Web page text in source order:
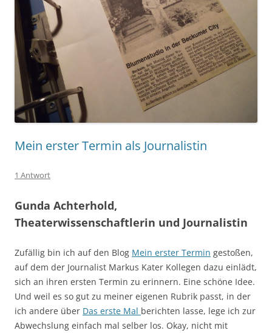
Mein erster Termin als Journalistin
1 Antwort
Gunda Achterhold,
Theaterwissenschaftlerin und Journalistin
Zufällig bin ich auf den Blog Mein erster Termin gestoßen,
auf dem der Journalist Markus Kater Kollegen dazu einlädt,
sich an ihren ersten Termin zu erinnern. Eine schöne Idee.
Und weil es so gut zu meiner eigenen Rubrik passt, in der
ich andere über Das erste Mal berichten lasse, lege ich zur
Abwechslung einfach mal selber los. Okay, nicht mit